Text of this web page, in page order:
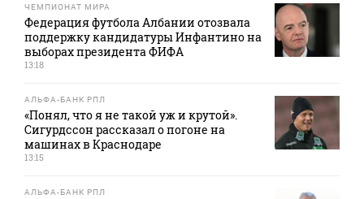
ЧЕМПИОНАТ МИРА
Федерация футбола Албании отозвала
поддержку кандидатуры Инфантино на
выборах президента ФИФА
13:18
АЛЬФА-БАНК РПЛ
«Понял, что я не такой уж и крутой».
Сигурдссон рассказал о погоне на
машинах в Краснодаре
13:15
АЛЬФА-БАНК РПЛ